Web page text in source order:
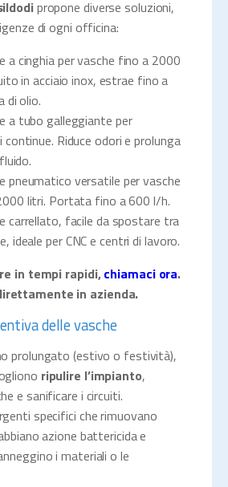
propone diverse soluzioni,
di ogni officina:
a cinghia per vasche fino a 2000
in acciaio inox, estrae fino a
di olio.
a tubo galleggiante per
continue. Riduce odori e prolunga
pneumatico versatile per vasche
litri. Portata fino a 600 l/h.
carrellato, facile da spostare tra
ideale per CNC e centri di lavoro.
in tempi rapidi,chiamaci ora.
in azienda.
delle vasche
prolungato (estivo o festività),
ripulire l’impianto,
e sanificare i circuiti.
specifici che rimuovano
azione battericida e
i materiali o le